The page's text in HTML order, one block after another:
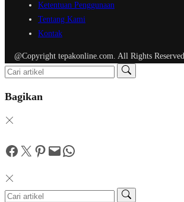
Ketentuan Penggunaan
Tentang Kami
Kontak
@Copyright tepakonline.com. All Rights Reserved
Bagikan
Facebook
Twitter
Pinterest
MailWhatsApp